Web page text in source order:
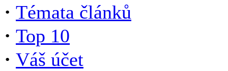
· Témata článků
· Top 10
· Váš účet